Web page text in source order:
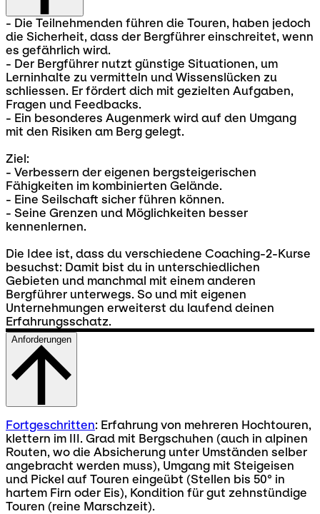
- Die Teilnehmenden führen die Touren, haben jedoch
die Sicherheit, dass der Bergführer einschreitet, wenn
es gefährlich wird.
- Der Bergführer nutzt günstige Situationen, um
Lerninhalte zu vermitteln und Wissenslücken zu
schliessen. Er fördert dich mit gezielten Aufgaben,
Fragen und Feedbacks.
- Ein besonderes Augenmerk wird auf den Umgang
mit den Risiken am Berg gelegt.
Ziel:
- Verbessern der eigenen bergsteigerischen
Fähigkeiten im kombinierten Gelände.
- Eine Seilschaft sicher führen können.
- Seine Grenzen und Möglichkeiten besser
kennenlernen.
Die Idee ist, dass du verschiedene Coaching-2-Kurse
besuchst: Damit bist du in unterschiedlichen
Gebieten und manchmal mit einem anderen
Bergführer unterwegs. So und mit eigenen
Unternehmungen erweiterst du laufend deinen
Erfahrungsschatz.
Anforderungen
Fortgeschritten: Erfahrung von mehreren Hochtouren,
klettern im III. Grad mit Bergschuhen (auch in alpinen
Routen, wo die Absicherung unter Umständen selber
angebracht werden muss), Umgang mit Steigeisen
und Pickel auf Touren eingeübt (Stellen bis 50° in
hartem Firn oder Eis), Kondition für gut zehnstündige
Touren (reine Marschzeit).